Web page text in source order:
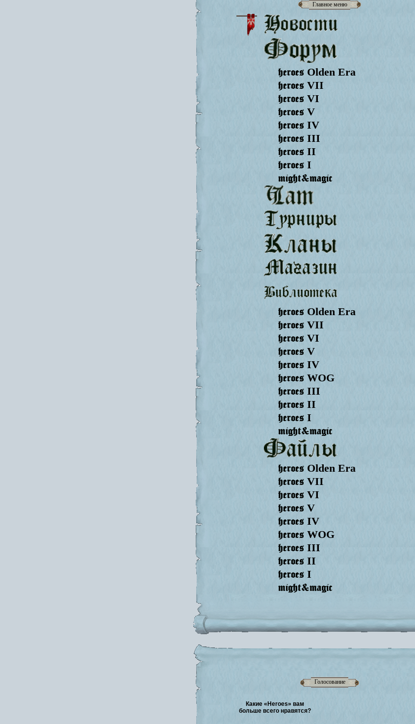
Главное меню
heroes Olden Era
heroes VII
heroes VI
heroes V
heroes IV
heroes III
heroes II
heroes I
might&magic
heroes Olden Era
heroes VII
heroes VI
heroes V
heroes IV
heroes WOG
heroes III
heroes II
heroes I
might&magic
heroes Olden Era
heroes VII
heroes VI
heroes V
heroes IV
heroes WOG
heroes III
heroes II
heroes I
might&magic
Голосование
Какие «Heroes» вам
больше всего нравятся?